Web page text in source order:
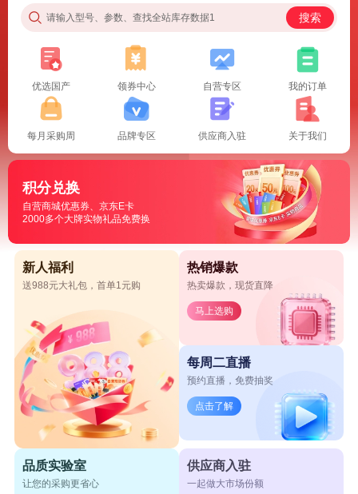
请输入型号、参数、查找全站库存数据1 搜索
优选国产 领券中心 自营专区 我的订单
每月采购周 品牌专区 供应商入驻 关于我们
积分兑换
自营商城优惠券、京东E卡
2000多个大牌实物礼品免费换
新人福利
送988元大礼包，首单1元购
热销爆款
热卖爆款，现货直降
马上选购
每周二直播
预约直播，免费抽奖
点击了解
品质实验室
让您的采购更省心
供应商入驻
一起做大市场份额